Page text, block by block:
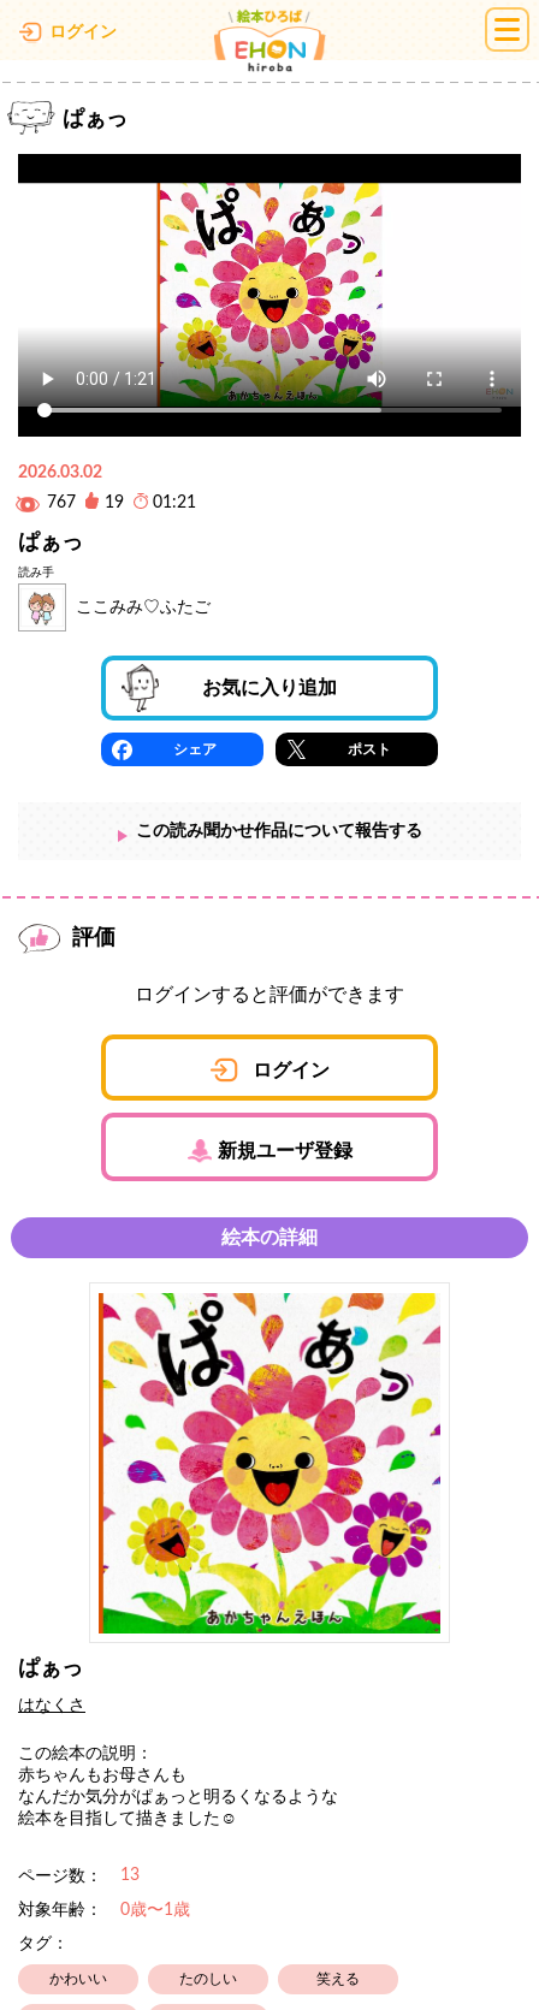
ログイン 絵本ひろば
ぱぁっ
2026.03.02
767
19 01:21
ぱぁっ
読み手
ここみみ♡ふたご
お気に入り追加
シェア ポスト
この読み聞かせ作品について報告する
評価
ログインすると評価ができます
ログイン
新規ユーザ登録
絵本の詳細
ぱぁっ
はなくさ
この絵本の説明：
赤ちゃんもお母さんも
なんだか気分がぱぁっと明るくなるような
絵本を目指して描きました☺︎
ページ数： 13
対象年齢：
0歳〜1歳
タグ：
かわいい たのしい 笑える